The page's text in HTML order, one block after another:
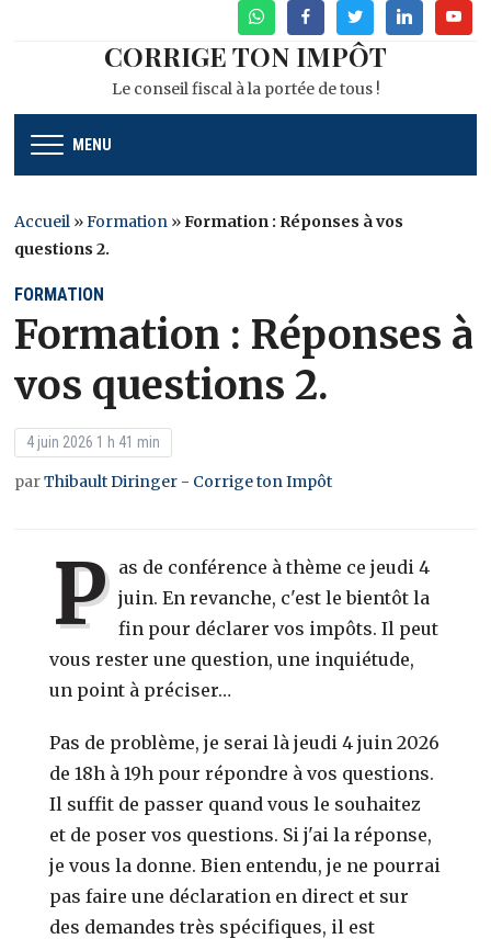
WhatsAppFacebookTwitterLinkedin
CORRIGE TON IMPÔT
Le conseil fiscal à la portée de tous !
MENU
Accueil »Formation »Formation : Réponses à vos
questions 2.
FORMATION
Formation : Réponses à
vos questions 2.
4 juin 2026 1 h 41 min
parThibault Diringer - Corrige ton Impôt
P as de conférence à thème ce jeudi 4
juin. En revanche, c'est le bientôt la
fin pour déclarer vos impôts. Il peut
vous rester une question, une inquiétude,
un point à préciser…
Pas de problème, je serai là jeudi 4 juin 2026
de 18h à 19h pour répondre à vos questions.
Il suffit de passer quand vous le souhaitez
et de poser vos questions. Si j'ai la réponse,
je vous la donne. Bien entendu, je ne pourrai
pas faire une déclaration en direct et sur
des demandes très spécifiques, il est